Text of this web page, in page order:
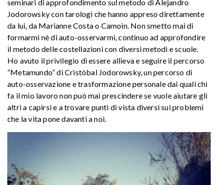
seminari di approfondimento sul metodo di Alejandro
Jodorowsky con tarologi che hanno appreso direttamente
da lui, da Marianne Costa o Camoin. Non smetto mai di
formarmi nè di auto-osservarmi, continuo ad approfondire
il metodo delle costellazioni con diversi metodi e scuole.
Ho avuto il privilegio di essere allieva e seguire il percorso
“Metamundo” di Cristòbal Jodorowsky, un percorso di
auto-osservazione e trasformazione personale dai quali chi
fa il mio lavoro non può mai prescindere se vuole aiutare gli
altri a capirsi e a trovare punti di vista diversi sui problemi
che la vita pone davanti a noi.